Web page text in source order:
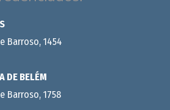
Barroso, 1454
DE BELÉM
Barroso, 1758